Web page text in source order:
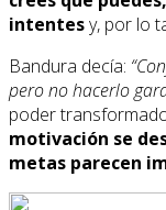
intentesy, por lo
Bandura decía:
pero no hacerlo
poder
motivación se
metas parecen